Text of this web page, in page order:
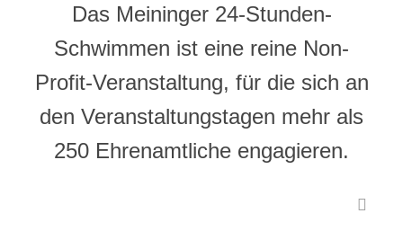
Das Meininger 24-Stunden-
Schwimmen ist eine reine Non-
Profit-Veranstaltung, für die sich an
den Veranstaltungstagen mehr als
250 Ehrenamtliche engagieren.